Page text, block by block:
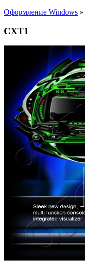
Оформление Windows »
CXT1